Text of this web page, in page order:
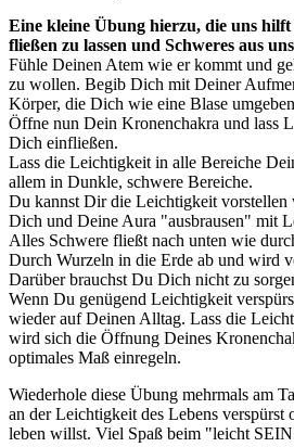
Eine kleine Übung hierzu, die uns
fließen zu lassen und Schweres aus
Fühle Deinen Atem wie er kommt und
zu wollen. Begib Dich mit Deiner
Körper, die Dich wie eine Blase
Öffne nun Dein Kronenchakra und lass
Dich einfließen.
Lass die Leichtigkeit in alle Bereiche
allem in Dunkle, schwere Bereiche.
Du kannst Dir die Leichtigkeit vorstellen
Dich und Deine Aura "ausbrausen" mit
Alles Schwere fließt nach unten wie
Durch Wurzeln in die Erde ab und wird
Darüber brauchst Du Dich nicht zu
Wenn Du genügend Leichtigkeit
wieder auf Deinen Alltag. Lass die
wird sich die Öffnung Deines
optimales Maß einregeln.
Wiederhole diese Übung mehrmals am
an der Leichtigkeit des Lebens verspürst
leben willst. Viel Spaß beim "leicht